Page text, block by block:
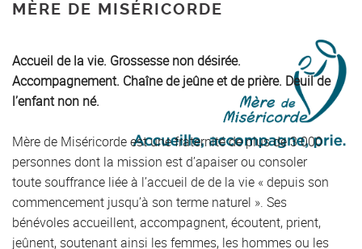
MÈRE DE MISÉRICORDE
Accueil de la vie. Grossesse non désirée.
Accompagnement. Chaîne de jeûne et de prière. Deuil de
l’enfant non né.
Mère de Miséricorde est une fraternité de plus de 3 000
personnes dont la mission est d’apaiser ou consoler
toute souffrance liée à l’accueil de de la vie « depuis son
commencement jusqu’à son terme naturel ». Ses
bénévoles accueillent, accompagnent, écoutent, prient,
jeûnent, soutenant ainsi les femmes, les hommes ou les